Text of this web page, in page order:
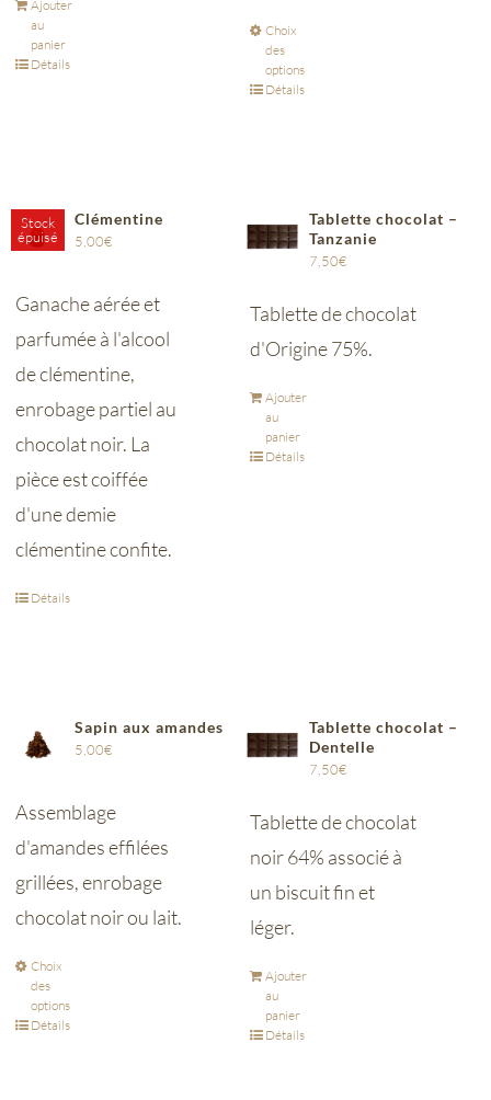
Ajouter
au
panier
Détails
Choix
des
options
Détails
Stock
épuisé
Clémentine
5,00€
Ganache aérée et
parfumée à l'alcool
de clémentine,
enrobage partiel au
chocolat noir. La
pièce est coiffée
d'une demie
clémentine confite.
Détails
Tablette chocolat –
Tanzanie
7,50€
Tablette de chocolat
d'Origine 75%.
Ajouter
au
panier
Détails
Sapin aux amandes
5,00€
Assemblage
d'amandes effilées
grillées, enrobage
chocolat noir ou lait.
Choix
des
options
Détails
Tablette chocolat –
Dentelle
7,50€
Tablette de chocolat
noir 64% associé à
un biscuit fin et
léger.
Ajouter
au
panier
Détails